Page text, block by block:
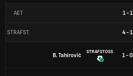
AET 1-1
STRAFST. 4-1
B. Tahirović
STRAFSTOSS
1 - 0